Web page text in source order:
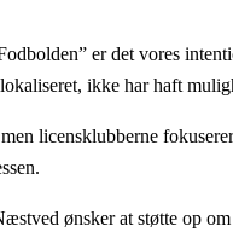
er det vores
ikke har haft
licensklubberne
ønsker at støtte op